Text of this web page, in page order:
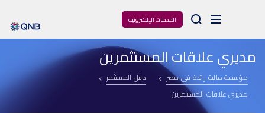
الخدمات الإلكترونية Arama
مديري علاقات المستثمرين
مؤسسة مالية رائدة فى مصر
دليل المستثمر
مديري علاقات المستثمرين